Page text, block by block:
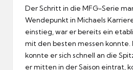
Der Schritt in die MFG-Serie
Wendepunkt in Michaels
einstieg, war er bereits ein
mit den besten messen konnte.
konnte er sich schnell an die
er mitten in der Saison eintrat,